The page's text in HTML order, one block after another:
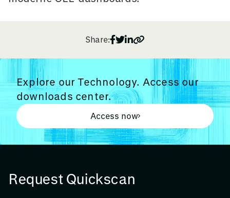
Share:
Explore our Technology. Access our
downloads center.
Access now
Request Quickscan